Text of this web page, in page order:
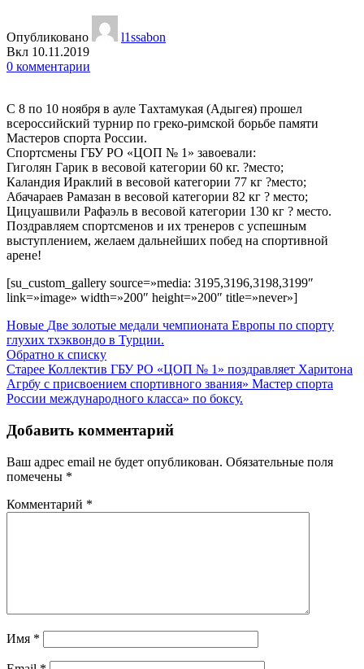
Опубликовано
l1ssabon
Вкл 10.11.2019
0 комментарии
С 8 по 10 ноября в ауле Тахтамукая (Адыгея) прошел
всероссийский турнир по греко-римской борьбе памяти
Мастеров спорта России.
Спортсмены ГБУ РО «ЦОП № 1» завоевали:
Гиголян Гарик в весовой категории 60 кг. ?место;
Каландия Ираклий в весовой категории 77 кг ?место;
Абачараев Рамазан в весовой категории 82 кг ? место;
Цицуашвили Рафаэль в весовой категории 130 кг ? место.
Поздравляем спортсменов и их тренеров с успешным
выступлением, желаем дальнейших побед на спортивной
арене!
[su_custom_gallery source=»media: 3195,3196,3198,3199″
link=»image» width=»200″ height=»200″ title=»never»]
Новые Две золотые медали чемпионата Европы по спорту
глухих тхэквондо в Турции.
Обратно к списку
Старее Коллектив ГБУ РО «ЦОП № 1» поздравляет Харитона
Агрбу с присвоением спортивного звания» Мастер спорта
России международного класса» по боксу.
Добавить комментарий
Ваш адрес email не будет опубликован. Обязательные поля
помечены *
Комментарий *
Имя *